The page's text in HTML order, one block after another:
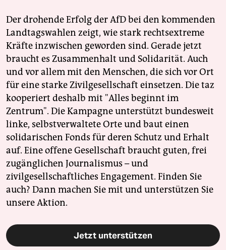
Der drohende Erfolg der AfD bei den kommenden
Landtagswahlen zeigt, wie stark rechtsextreme
Kräfte inzwischen geworden sind. Gerade jetzt
braucht es Zusammenhalt und Solidarität. Auch
und vor allem mit den Menschen, die sich vor Ort
für eine starke Zivilgesellschaft einsetzen. Die taz
kooperiert deshalb mit "Alles beginnt im
Zentrum". Die Kampagne unterstützt bundesweit
linke, selbstverwaltete Orte und baut einen
solidarischen Fonds für deren Schutz und Erhalt
auf. Eine offene Gesellschaft braucht guten, frei
zugänglichen Journalismus – und
zivilgesellschaftliches Engagement. Finden Sie
auch? Dann machen Sie mit und unterstützen Sie
unsere Aktion.
Jetzt unterstützen